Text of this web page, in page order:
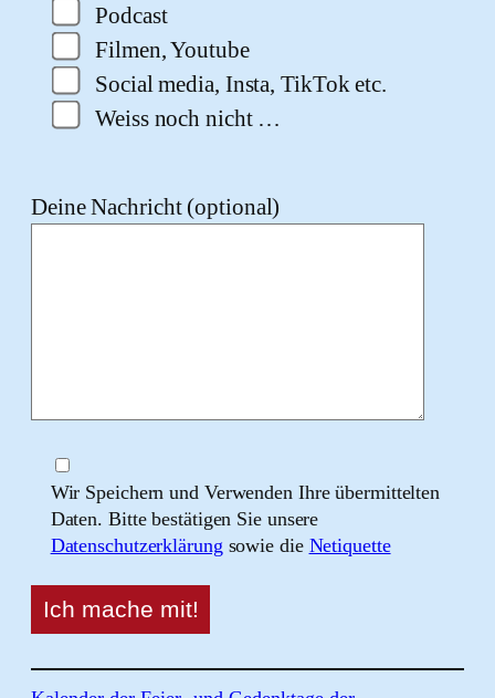
Podcast
Filmen, Youtube
Social media, Insta, TikTok etc.
Weiss noch nicht …
Deine Nachricht (optional)
Wir Speichern und Verwenden Ihre übermittelten
Daten. Bitte bestätigen Sie unsere
Datenschutzerklärung sowie die Netiquette